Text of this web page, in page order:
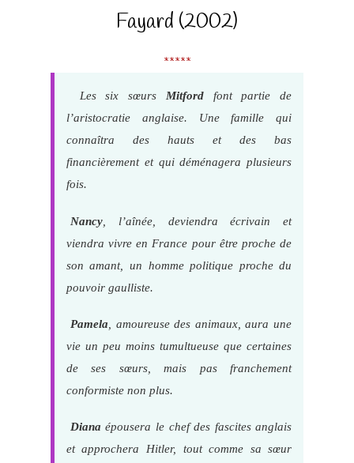
Fayard (2002)
*****
Les six sœurs Mitfordfont partie de
l’aristocratie anglaise. Une famille qui
connaîtra des hauts et des bas
financièrement et qui déménagera plusieurs
fois.
Nancy, l’aînée, deviendra écrivain et
viendra vivre en France pour être proche de
son amant, un homme politique proche du
pouvoir gaulliste.
Pamela , amoureuse des animaux, aura une
vie un peu moins tumultueuse que certaines
de ses sœurs, mais pas franchement
conformiste non plus.
Diana épousera le chef des fascites anglais
et approchera Hitler, tout comme sa sœur